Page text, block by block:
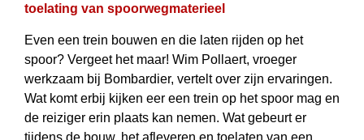
toelating van spoorwegmaterieel
Even een trein bouwen en die laten rijden op het
spoor? Vergeet het maar! Wim Pollaert, vroeger
werkzaam bij Bombardier, vertelt over zijn ervaringen.
Wat komt erbij kijken eer een trein op het spoor mag en
de reiziger erin plaats kan nemen. Wat gebeurt er
tijdens de bouw, het afleveren en toelaten van een